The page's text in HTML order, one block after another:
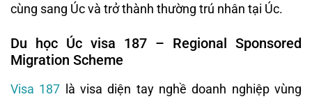
cùng sang Úc và trở thành thường trú nhân tại Úc.
Du học Úc visa 187 – Regional Sponsored
Migration Scheme
Visa 187 là visa diện tay nghề doanh nghiệp vùng